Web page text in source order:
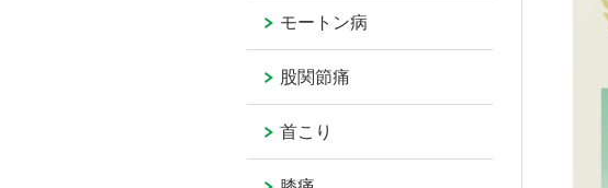
モートン病
股関節痛
首こり